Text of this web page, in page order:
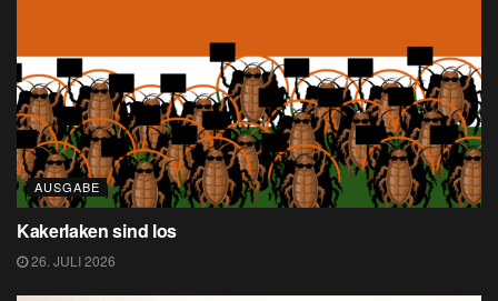
AUSGABE
Kakerlaken sind los
26. JULI 2026